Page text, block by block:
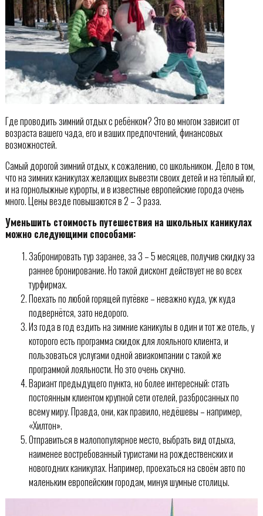
Где проводить зимний отдых с ребёнком? Это во многом зависит от
возраста вашего чада, его и ваших предпочтений, финансовых
возможностей.
Самый дорогой зимний отдых, к сожалению, со школьником. Дело в том,
что на зимних каникулах желающих вывезти своих детей и на тёплый юг,
и на горнолыжные курорты, и в известные европейские города очень
много. Цены везде повышаются в 2 – 3 раза.
Уменьшить стоимость путешествия на школьных каникулах
можно следующими способами:
Забронировать тур заранее, за 3 – 5 месяцев, получив скидку за
раннее бронирование. Но такой дисконт действует не во всех
турфирмах.
Поехать по любой горящей путёвке – неважно куда, уж куда
подвернётся, зато недорого.
Из года в год ездить на зимние каникулы в один и тот же отель, у
которого есть программа скидок для лояльного клиента, и
пользоваться услугами одной авиакомпании с такой же
программой лояльности. Но это очень скучно.
Вариант предыдущего пункта, но более интересный: стать
постоянным клиентом крупной сети отелей, разбросанных по
всему миру. Правда, они, как правило, недёшевы – например,
«Хилтон».
Отправиться в малопопулярное место, выбрать вид отдыха,
наименее востребованный туристами на рождественских и
новогодних каникулах. Например, проехаться на своём авто по
маленьким европейским городам, минуя шумные столицы.